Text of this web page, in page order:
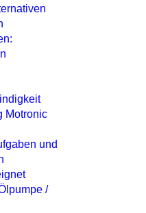
Motronic
und
/